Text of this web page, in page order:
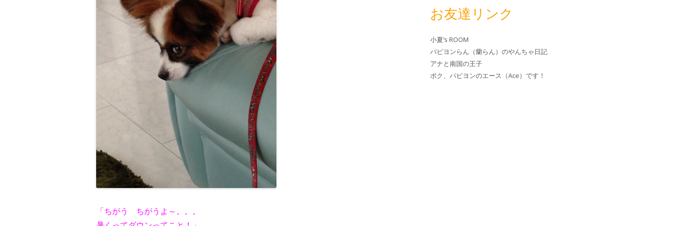
「ちがう ちがうよ～。。。
お友達リンク
小夏’s ROOM
パピヨンらん（蘭らん）のやんちゃ日記
アナと南国の王子
ボク、パピヨンのエース（Ace）です！